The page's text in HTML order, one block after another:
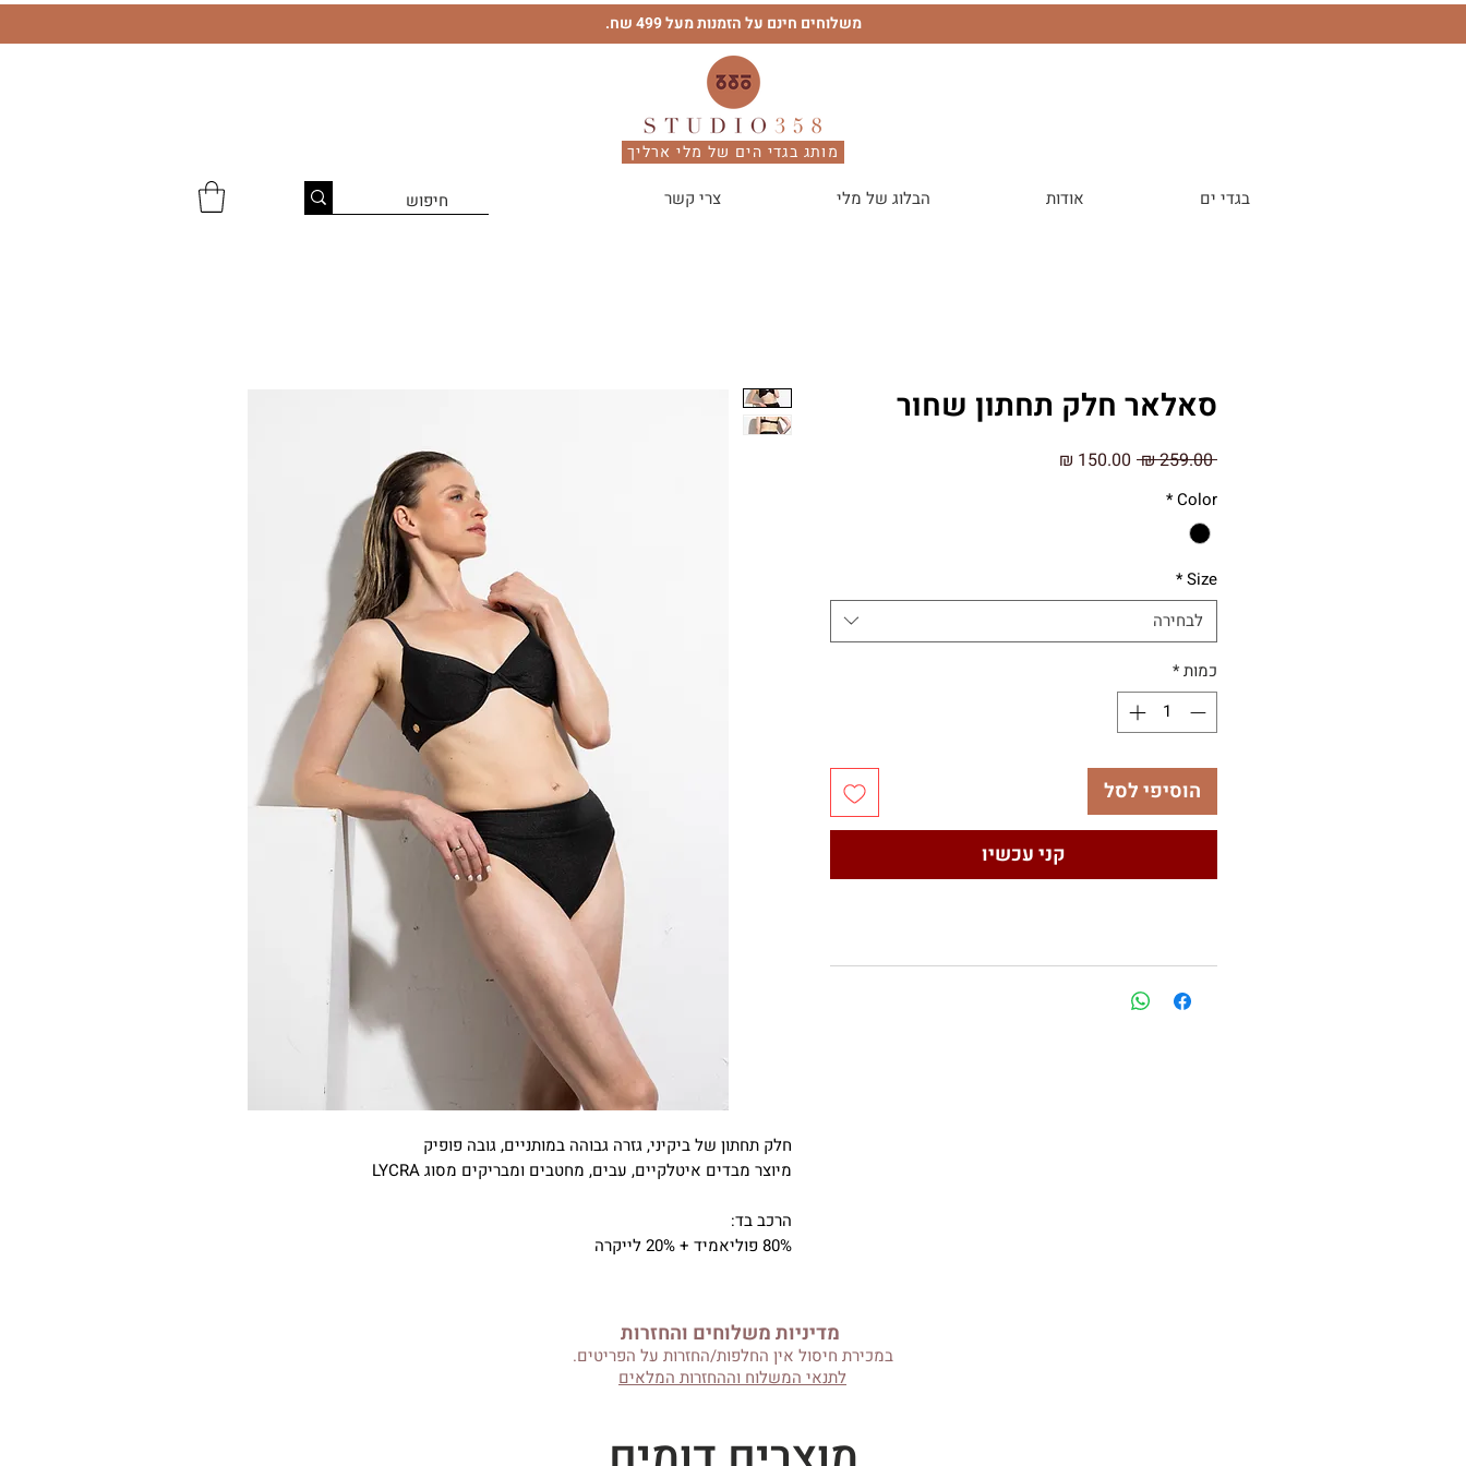
משלוחים חינם על הזמנות מעל 499 שח.
מותג בגדי הים של מלי ארליך
בגדי ים אודות הבלוג של מלי צרי קשר
חלק תחתון של ביקיני, גזרה גבוהה במותניים, גובה פופיק
מיוצר מבדים איטלקיים, עבים, מחטבים ומבריקים מסוג LYCRA
הרכב בד:
80% פוליאמיד + 20% לייקרה
סאלאר חלק תחתון שחור
‏259.00 ‏₪
מחיר
Color
*
Size
*
לבחירה
כמות*
הוסיפי לסל
קני עכשיו
מדיניות משלוחים והחזרות
במכירת חיסול אין החלפות/החזרות על הפריטים.
לתנאי המשלוח וההחזרות המלאים